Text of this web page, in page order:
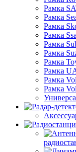
Рамка
Рамка
Рамка
Рамка
Рамка
Рамка
Рамка
Рамка
Рамка
Рамка